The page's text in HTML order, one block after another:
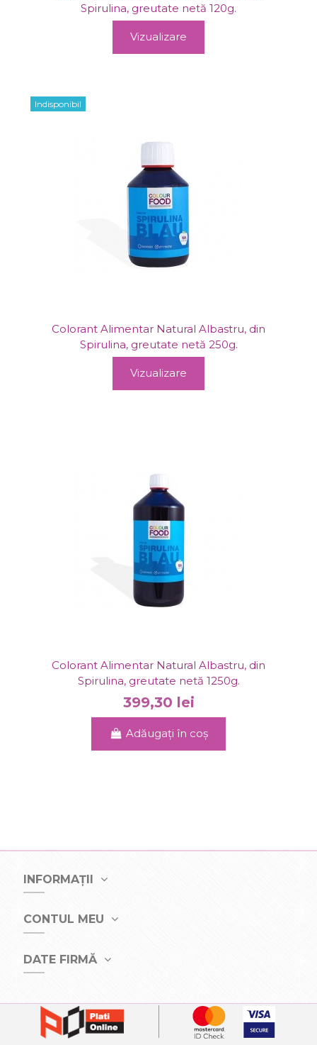
Spirulina, greutate netă 120g.
Vizualizare
Indisponibil
Colorant Alimentar Natural Albastru, din
Spirulina, greutate netă 250g.
Vizualizare
Colorant Alimentar Natural Albastru, din
Spirulina, greutate netă 1250g.
399,30 lei
Adăugați în coș
INFORMAȚII
CONTUL MEU
DATE FIRMĂ